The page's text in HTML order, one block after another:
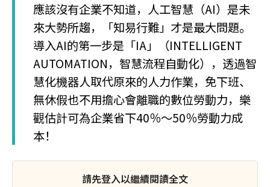
應該沒有企業不知道，人工智慧（AI）是未
來大勢所趨，「知易行難」才是最大問題。
導入AI的第一步是「IA」（INTELLIGENT
AUTOMATION，智慧流程自動化），透過智
慧化機器人取代原來的人力作業，免下班、
無休假也不用擔心會離職的數位勞動力，樂
觀估計可為企業省下40％～50％勞動力成
本！
請先登入以繼續閱讀全文